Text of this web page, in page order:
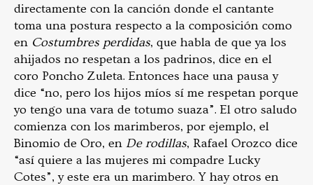
directamente con la canción donde el cantante
toma una postura respecto a la composición como
en Costumbres perdidas, que habla de que ya los
ahijados no respetan a los padrinos, dice en el
coro Poncho Zuleta. Entonces hace una pausa y
dice “no, pero los hijos míos sí me respetan porque
yo tengo una vara de totumo suaza”. El otro saludo
comienza con los marimberos, por ejemplo, el
Binomio de Oro, en De rodillas, Rafael Orozco dice
“así quiere a las mujeres mi compadre Lucky
Cotes”, y este era un marimbero. Y hay otros en